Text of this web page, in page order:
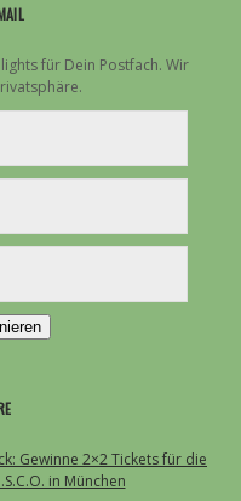
für Dein Postfach. Wir
Gewinne 2×2 Tickets für die
in München